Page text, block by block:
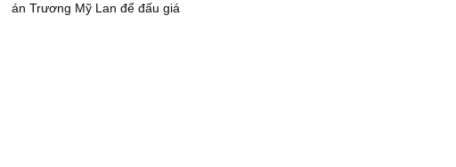
án Trương Mỹ Lan để đấu giá